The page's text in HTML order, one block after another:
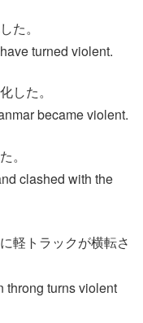
た。
turned violent.
した。
became violent.
。
clashed with the
軽トラックが横転さ
throng turns violent